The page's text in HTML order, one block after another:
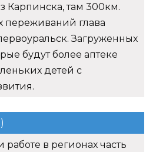
Карпинска, там 300км.
переживаний глава
Загруженных
будут более аптеке
детей с
в регионах часть